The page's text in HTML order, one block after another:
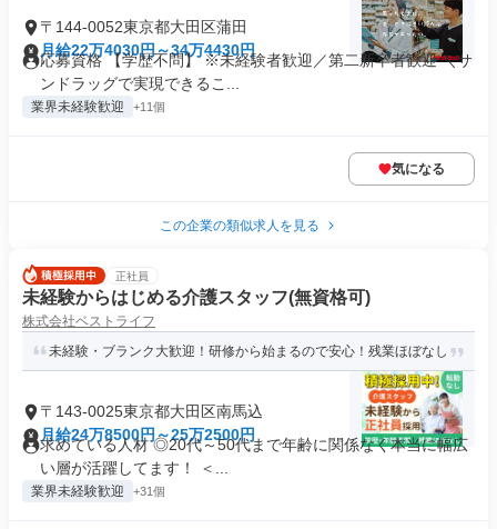
〒144-0052東京都大田区蒲田
月給22万4030円～34万4430円
応募資格 【学歴不問】 ※未経験者歓迎／第二新卒者歓迎 ＼サ
ンドラッグで実現できるこ...
業界未経験歓迎 +11個
気になる
この企業の類似求人を見る
正社員
未経験からはじめる介護スタッフ(無資格可)
株式会社ベストライフ
未経験・ブランク大歓迎！研修から始まるので安心！残業ほぼなし
〒143-0025東京都大田区南馬込
月給24万8500円～25万2500円
求めている人材 ◎20代～50代まで年齢に関係なく本当に幅広
い層が活躍してます！ ＜...
業界未経験歓迎 +31個